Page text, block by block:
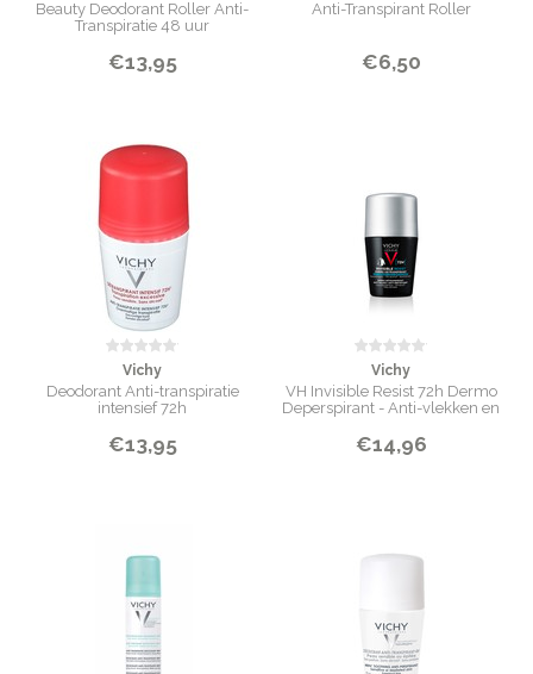
Beauty Deodorant Roller Anti-
Transpiratie 48 uur
€13,95
Anti-Transpirant Roller
€6,50
Vichy
Deodorant Anti-transpiratie
intensief 72h
€13,95
Vichy
VH Invisible Resist 72h Dermo
Deperspirant - Anti-vlekken en
50ml
€14,96